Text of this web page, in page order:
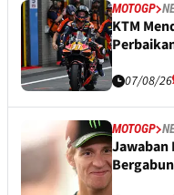
MOTOGP
KTM
07/08/26
MOTOGP
Jawaban